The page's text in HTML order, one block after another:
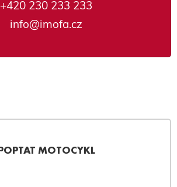
+420 230 233 233
info@imofa.cz
MOTOCYKL